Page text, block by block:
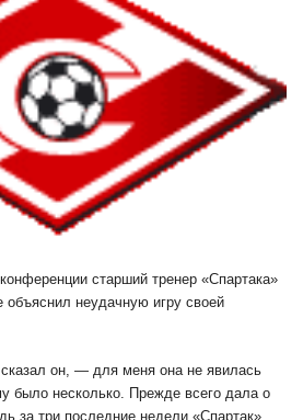
старший тренер «Спартака»
неудачную игру своей
он, — для меня она не явилась
было несколько. Прежде всего дала о
за три последние недели «Спартак»